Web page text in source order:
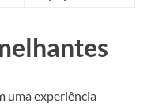
uma experiência